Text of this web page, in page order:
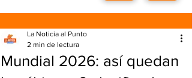
Mundial 2026: así quedan
La Noticia al Punto
2 min de lectura